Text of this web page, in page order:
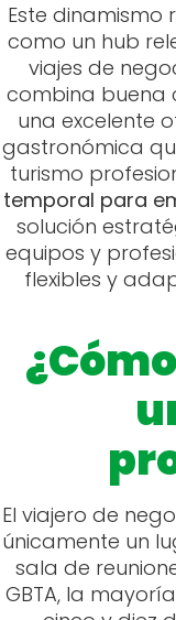
Este dinamismo
como un hub
viajes de
combina buena
una excelente
gastronómica
turismo
temporal para
solución
equipos y
flexibles y
El viajero de
únicamente un
sala de
GBTA, la